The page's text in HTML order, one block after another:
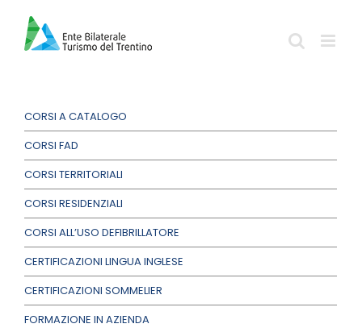
contenuto
CORSI A CATALOGO
CORSI FAD
CORSI TERRITORIALI
CORSI RESIDENZIALI
CORSI ALL’USO DEFIBRILLATORE
CERTIFICAZIONI LINGUA INGLESE
CERTIFICAZIONI SOMMELIER
FORMAZIONE IN AZIENDA